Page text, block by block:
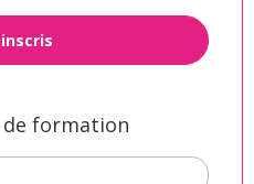
formation